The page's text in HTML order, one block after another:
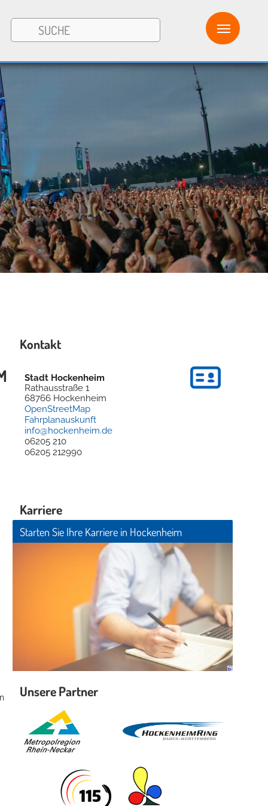
Kontakt
Stadt Hockenheim
Rathausstraße 1
68766 Hockenheim
OpenStreetMap
Fahrplanauskunft
info@hockenheim.de
06205 210
06205 212990
Karriere
Starten Sie Ihre Karriere in Hockenheim
Unsere Partner